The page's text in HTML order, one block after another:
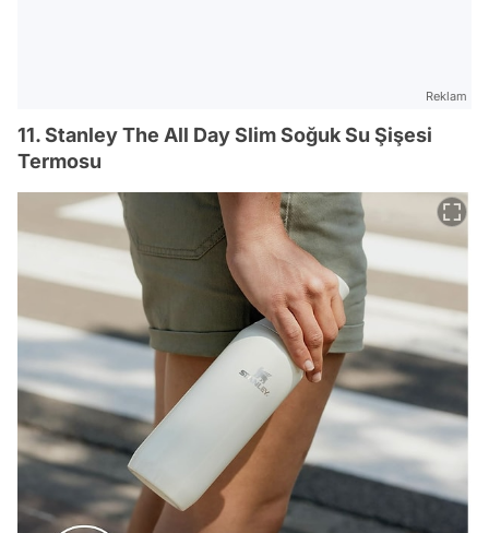
Reklam
11. Stanley The All Day Slim Soğuk Su Şişesi
Termosu